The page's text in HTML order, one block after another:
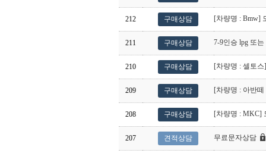
212 구매상담 [차량명 : Bmw]
211 구매상담 7-9인승 lpg 또
210 구매상담 [차량명 : 셀토
209 구매상담 [차량명 : 아반
208 구매상담 [차량명 : MKC]
207 견적상담 무료문자상담